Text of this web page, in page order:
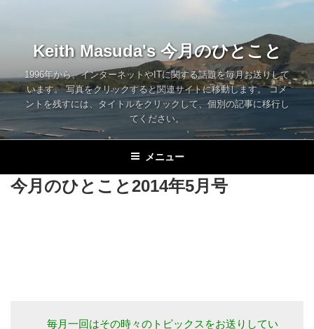
へ
キ
ッ
Keith Masuda's 今月のひとこと
1996年から、インターネットやITに関する話題を毎月お送りして
います。 写真をクリックすると関連サイトに移動します。 コメ
ントを残すには、タイトルをクリックして、個別の記事に移行し
てください。
メニュー
今月のひとこと2014年5月号
  毎月一回はその時々のトピックスをお送りしてい